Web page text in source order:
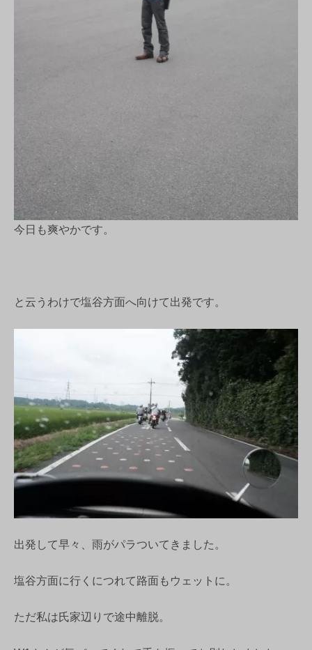
今日も爽やかです。
と云うわけで塩谷方面へ向けて出発です。
出発して早々、雨がパラついてきました。
塩谷方面に行くにつれて路面もウェットに。
ただ私は氏家辺りで途中離脱。